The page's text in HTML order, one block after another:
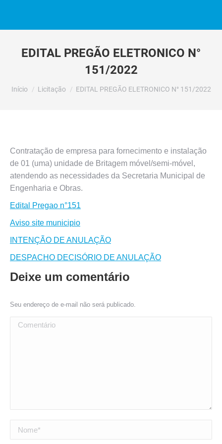
EDITAL PREGÃO ELETRONICO N°
151/2022
Você está aqui:
Início Licitação EDITAL PREGÃO ELETRONICO N° 151/2022
Contratação de empresa para fornecimento e instalação
de 01 (uma) unidade de Britagem móvel/semi-móvel,
atendendo as necessidades da Secretaria Municipal de
Engenharia e Obras.
Edital Pregao n°151
Aviso site municipio
INTENÇÃO DE ANULAÇÃO
DESPACHO DECISÓRIO DE ANULAÇÃO
Deixe um comentário
Seu endereço de e-mail não será publicado.
Comentário
Nome *